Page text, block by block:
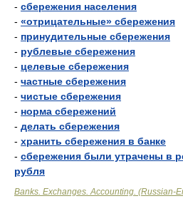
- сбережения населения
- «отрицательные» сбережения
- принудительные сбережения
- рублевые сбережения
- целевые сбережения
- частные сбережения
- чистые сбережения
- норма сбережений
- делать сбережения
- хранить сбережения в банке
- сбережения были утрачены в
рубля
Banks. Exchanges. Accounting. (Russian-